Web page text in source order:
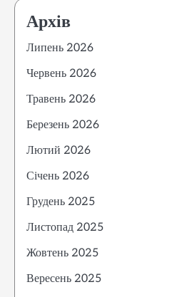
Архів
Липень 2026
Червень 2026
Травень 2026
Березень 2026
Лютий 2026
Січень 2026
Грудень 2025
Листопад 2025
Жовтень 2025
Вересень 2025